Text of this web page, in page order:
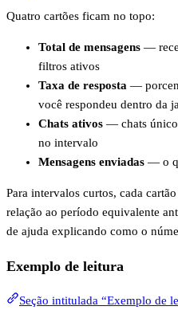
Quatro cartões ficam no topo:
Total de mensagens —
filtros ativos
Taxa de resposta —
você respondeu dentro da
Chats ativos — chats
no intervalo
Mensagens enviadas — o
Para intervalos curtos, cada
relação ao período equivalente
de ajuda explicando como o
Exemplo de leitura
Seção intitulada “Exemplo de